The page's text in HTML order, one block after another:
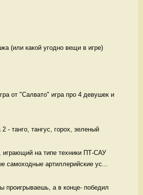
(или какой угодно вещи в игре)
от "Салвато" игра про 4 девушек и
- танго, тангус, горох, зеленый
играющий на типе техники ПТ-САУ
самоходные артиллерийские ус...
проигрываешь, а в конце- победил